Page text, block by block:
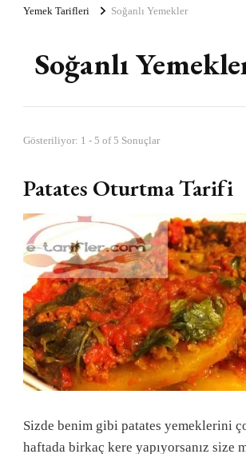
Yemek Tarifleri Soğanlı Yemekler
Soğanlı
Gösteriliyor: 1 - 5 of 5 Sonuçlar
Patates Oturtma Tarifi
Sizde benim gibi patates yemeklerini
haftada birkaç kere yapıyorsanız size